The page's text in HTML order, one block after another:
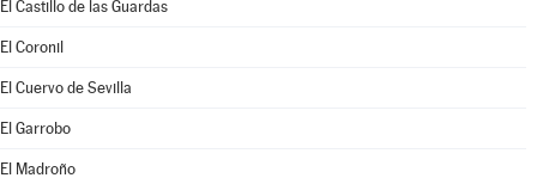
El Castillo de las Guardas
El Coronil
El Cuervo de Sevilla
El Garrobo
El Madroño